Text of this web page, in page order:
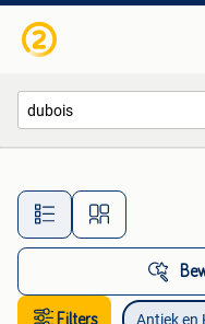
Filters Antiek en